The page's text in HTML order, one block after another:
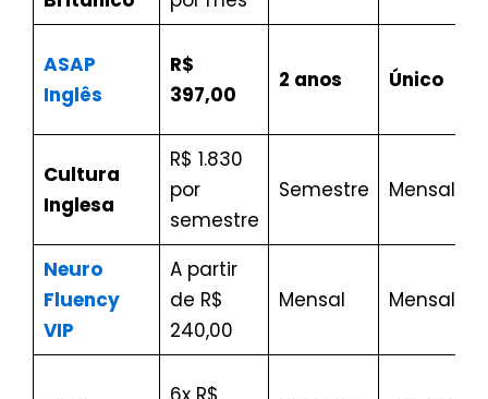
ASAP
Inglês
R$
397,00
2 anos Único
Cultura
Inglesa
R$ 1.830
por
semestre
Semestre
Neuro
Fluency
VIP
A partir
de R$
240,00
Mensal